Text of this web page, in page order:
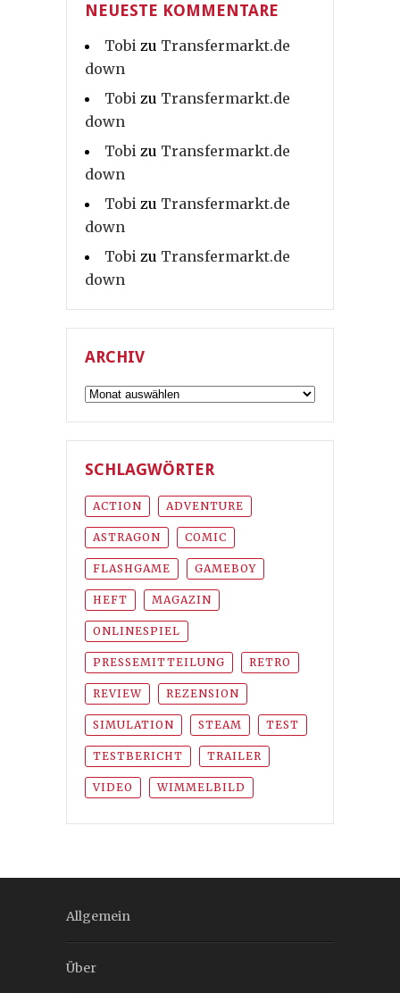
NEUESTE KOMMENTARE
Tobi zu Transfermarkt.de
down
Tobi zu Transfermarkt.de
down
Tobi zu Transfermarkt.de
down
Tobi zu Transfermarkt.de
down
Tobi zu Transfermarkt.de
down
ARCHIV
Archiv
SCHLAGWÖRTER
ACTION ADVENTURE
ASTRAGON COMIC
FLASHGAME GAMEBOY
HEFT MAGAZIN
ONLINESPIEL
PRESSEMITTEILUNG RETRO
REVIEW REZENSION
SIMULATION STEAM TEST
TESTBERICHT TRAILER
VIDEO WIMMELBILD
Allgemein
Über